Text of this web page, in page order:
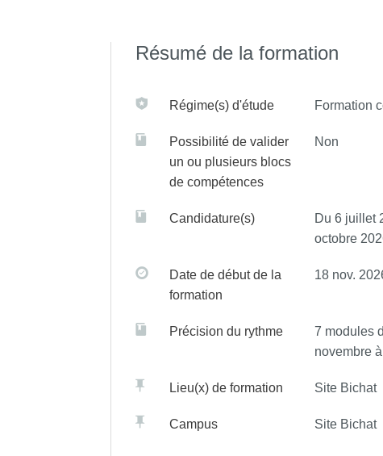
Résumé de la formation
Régime(s) d'étude Formation
Possibilité de valider
un ou plusieurs blocs
de compétences
Non
Candidature(s)
Du 6 juillet
octobre
Date de début de la
formation
18 nov.
Précision du rythme
7 modules
novembre
Lieu(x) de formation Site Bichat
Campus Site Bichat